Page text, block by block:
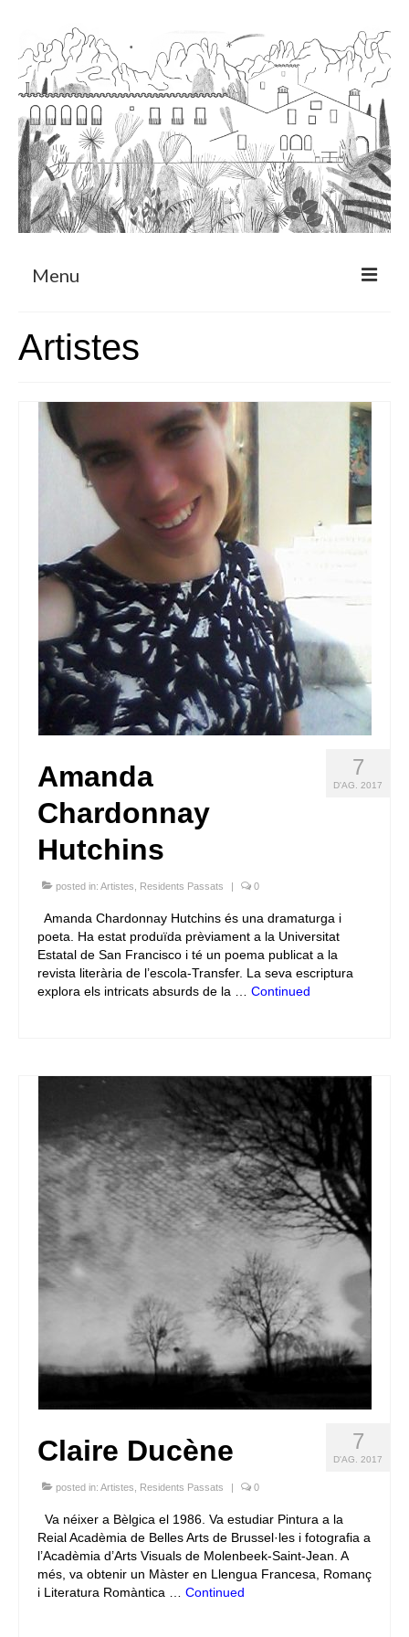
Menu
Programa de Residència
CRUCERO
Queda’t amb nosaltres
Idioma:
Artistes
7
D'AG. 2017
Amanda
Chardonnay
Hutchins
posted in: Artistes Residents Passats | 0
Amanda Chardonnay Hutchins és una dramaturga i
poeta. Ha estat produïda prèviament a la Universitat
Estatal de San Francisco i té un poema publicat a la
revista literària de l’escola-Transfer. La seva escriptura
explora els intricats absurds de la … Continued
7
D'AG. 2017
Claire Ducène
posted in: Artistes Residents Passats | 0
Va néixer a Bèlgica el 1986. Va estudiar Pintura a la
Reial Acadèmia de Belles Arts de Brussel·les i fotografia a
l’Acadèmia d’Arts Visuals de Molenbeek-Saint-Jean. A
més, va obtenir un Màster en Llengua Francesa, Romanç
i Literatura Romàntica … Continued